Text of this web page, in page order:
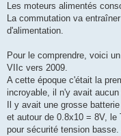
Les moteurs alimentés
La commutation va
d'alimentation.
Pour le comprendre, voici
VIIc vers 2009.
A cette époque c'était la
incroyable, il n'y avait
Il y avait une grosse
et autour de 0.8x10 = 8V,
pour sécurité tension